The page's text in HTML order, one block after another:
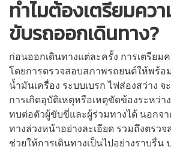
ทำไมต้องเตรียมคว
ขับรถออกเดินทาง?
ก่อนออกเดินทางแต่ละครั้ง การเตรีย
โดยการตรวจสอบสภาพรถยนต์ให้พร้อ
น้ำมันเครื่อง ระบบเบรก ไฟส่องสว่าง จ
การเกิดอุบัติเหตุหรือเหตุขัดข้องระหว่า
ทบต่อตัวผู้ขับขี่และผู้ร่วมทางได้ นอกจา
ทางล่วงหน้าอย่างละเอียด รวมถึงตรว
ช่วยให้การเดินทางเป็นไปอย่างราบรื่น